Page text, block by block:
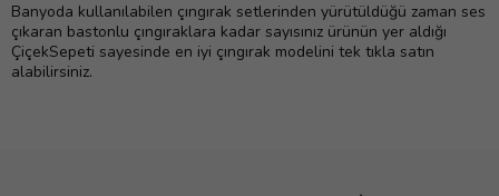
Banyoda kullanılabilen çıngırak setlerinden yürütüldüğü zaman ses
çıkaran bastonlu çıngıraklara kadar sayısınız ürünün yer aldığı
ÇiçekSepeti sayesinde en iyi çıngırak modelini tek tıkla satın
alabilirsiniz.